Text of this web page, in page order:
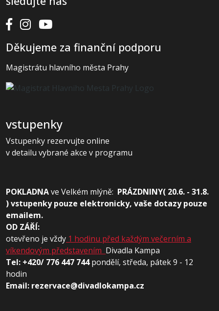
Děkujeme za finanční podporu
Magistrátu hlavního města Prahy
vstupenky
Vstupenky rezervujte online
v detailu vybrané akce v programu
POKLADNAve Velkém mlýně: PRÁZDNINY( 20.6. - 31.8.
) vstupenky pouze elektronicky, vaše dotazy pouze
emailem.
OD ZÁŘÍ:
otevřeno je vždy 1 hodinu před každým večerním a
víkendovým představením Divadla Kampa
Tel: +420/ 776 447 744pondělí, středa, pátek 9 - 12
hodin
Email: rezervace@divadlokampa.cz